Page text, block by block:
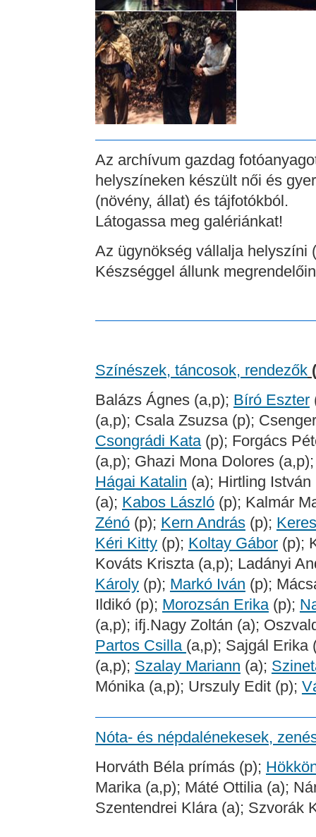
Az archívum gazdag
helyszíneken készült női és
(növény, állat) és tájfotókból.
Látogassa meg galériánkat!
Az ügynökség vállalja helyszíni
Készséggel állunk
Színészek, táncosok, rendezők
Balázs Ágnes (a,p); Bíró Eszter
(a,p); Csala Zsuzsa (p);
Csongrádi Kata(p); Forgács
(a,p); Ghazi Mona Dolores
Hágai Katalin (a); Hirtling
(a); Kabos László(p); Kalmár
Zénó(p); Kern András(p);
Kéri Kitty(p); Koltay Gábor(p);
Kováts Kriszta (a,p); Ladányi
Károly(p); Markó Iván (p);
Ildikó (p); Morozsán Erika(p);
(a,p); ifj.Nagy Zoltán (a);
Partos Csilla (a,p); Sajgál Erika
(a,p); Szalay Mariann (a);
Mónika (a,p); Urszuly Edit (p);
Nóta- és népdalénekesek,
Horváth Béla prímás (p);
Marika (a,p); Máté Ottilia (a);
Szentendrei Klára (a); Szvorák